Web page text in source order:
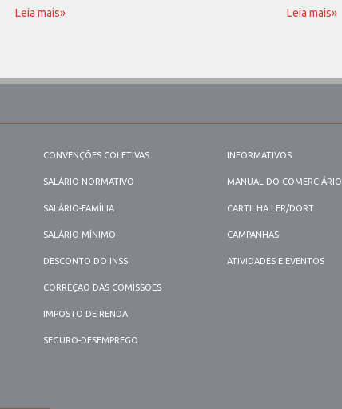
Leia mais» Leia mais»
CONVENÇÕES COLETIVAS
SALÁRIO NORMATIVO
SALÁRIO-FAMÍLIA
SALÁRIO MÍNIMO
DESCONTO DO INSS
CORREÇÃO DAS COMISSÕES
IMPOSTO DE RENDA
SEGURO-DESEMPREGO
INFORMATIVOS
MANUAL DO COMERCIÁRIO
CARTILHA LER/DORT
CAMPANHAS
ATIVIDADES E EVENTOS